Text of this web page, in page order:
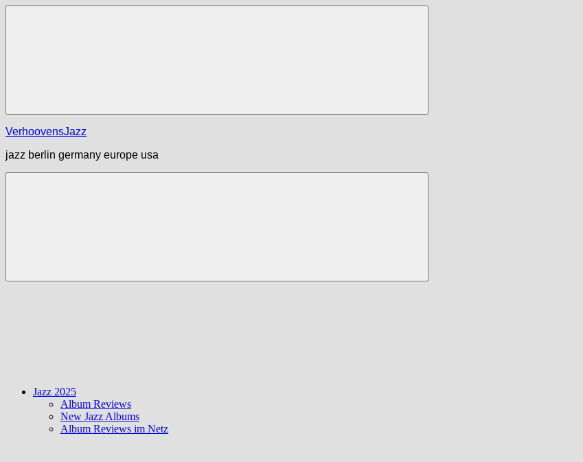
Zum
Menü
VerhoovensJazz
jazz berlin germany europe usa
Menü
Jazz 2025
Album Reviews
New Jazz Albums
Album Reviews im Netz